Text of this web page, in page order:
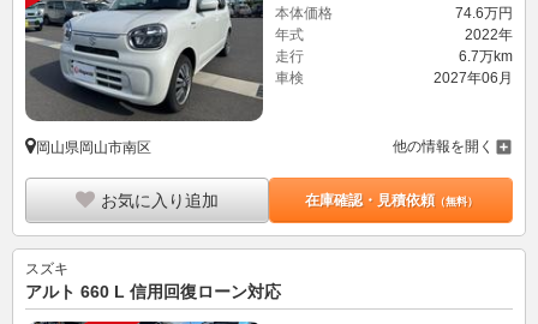
本体価格
74.6万円
年式
2022年
走行
6.7万km
車検
2027年06月
岡山県岡山市南区 他の情報を開く
お気に入り追加 在庫確認・見積依頼（無料）
スズキ
アルト 660 L 信用回復ローン対応